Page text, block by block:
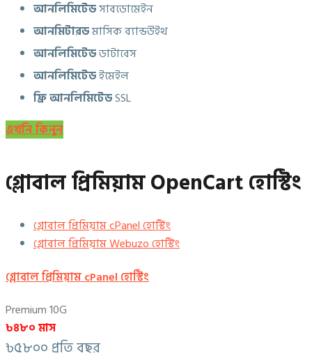
আনলিমিটেডসাবডোমেইন
আনমিটারডমাসিক ব্যান্ডউইথ
আনলিমিটেডডাটাবেস
আনলিমিটেডইমেইল
ফ্রি আনলিমিটেডSSL
এখনি কিনুন
গ্লোবাল প্রিমিয়াম OpenCart হোস্টিং
গ্লোবাল প্রিমিয়াম cPanel হোস্টিং
গ্লোবাল প্রিমিয়াম Webuzo হোস্টিং
গ্লোবাল প্রিমিয়াম cPanel হোস্টিং
Premium 10G
৳৪৮০ মাস
৳৫৮০০ প্রতি বছর